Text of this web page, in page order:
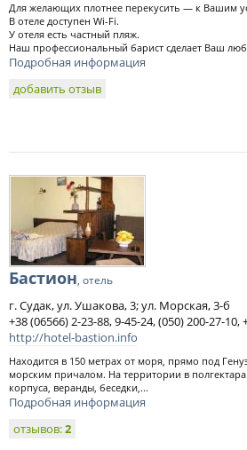
Для желающих плотнее перекусить — к Вашим
В отеле доступен Wi-Fi.
У отеля есть частный пляж.
Наш профессиональный барист сделает Ваш
Подробная информация
добавить отзыв
Бастион, отель
г. Судак, ул. Ушакова, 3; ул. Морская, 3-б
+38 (06566) 2-23-88, 9-45-24, (050) 200-27-10,
http://hotel-bastion.info
Находится в 150 метрах от моря, прямо под
морским причалом. На территории в
корпуса, веранды, беседки,...
Подробная информация
отзывов:2